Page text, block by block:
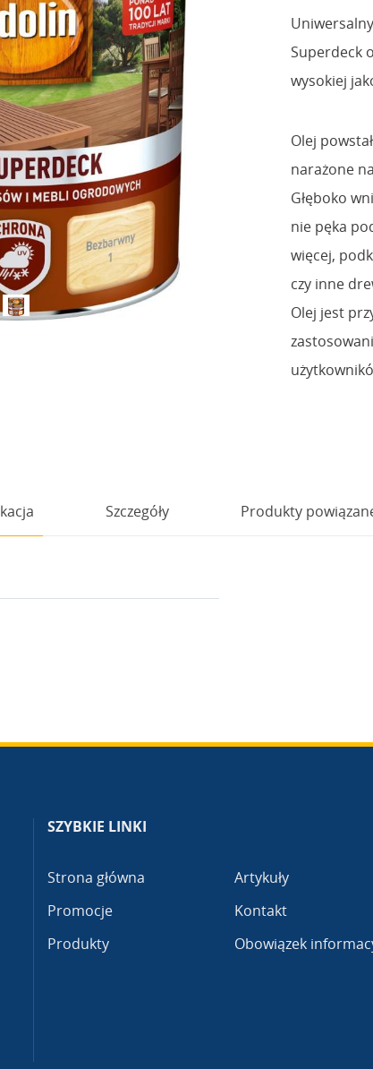
Uniwersalny
Superdeck
wysokiej
Olej
narażone
Głęboko
nie pęka
więcej,
czy inne
Olej jest
Szczegóły Produkty
SZYBKIE LINKI
Strona główna
Promocje
Produkty
Artykuły
Kontakt
Obowiązek